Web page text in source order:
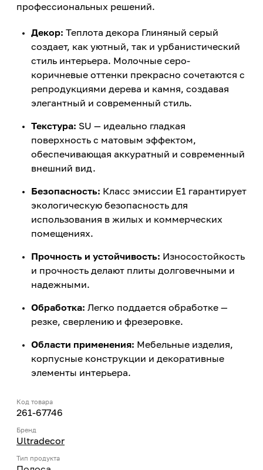
профессиональных решений.
Декор: Теплота декора Глиняный серый
создает, как уютный, так и урбанистический
стиль интерьера. Молочные серо-
коричневые оттенки прекрасно сочетаются с
репродукциями дерева и камня, создавая
элегантный и современный стиль.
Текстура: SU — идеально гладкая
поверхность с матовым эффектом,
обеспечивающая аккуратный и современный
внешний вид.
Безопасность: Класс эмиссии E1 гарантирует
экологическую безопасность для
использования в жилых и коммерческих
помещениях.
Прочность и устойчивость: Износостойкость
и прочность делают плиты долговечными и
надежными.
Обработка: Легко поддается обработке —
резке, сверлению и фрезеровке.
Области применения: Мебельные изделия,
корпусные конструкции и декоративные
элементы интерьера.
Код товара
261-67746
Бренд
Ultradecor
Тип продукта